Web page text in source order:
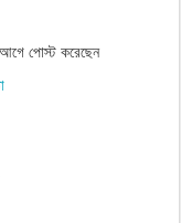
আগে পোস্ট করেছেন